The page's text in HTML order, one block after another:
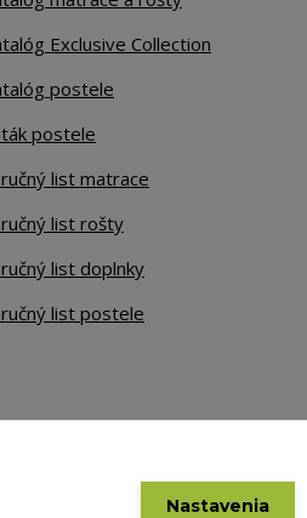
Exclusive Collection
postele
postele
list matrace
list rošty
list doplnky
list postele
Nastavenia